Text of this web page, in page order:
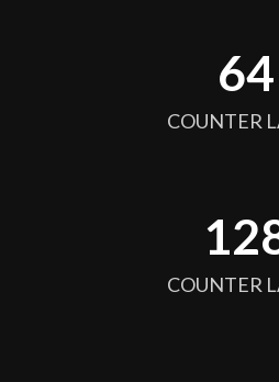
64
COUNTER
COUNTER